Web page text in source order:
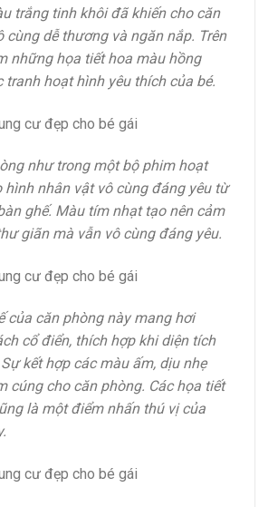
trắng tinh khôi đã khiến cho căn
cùng dễ thương và ngăn nắp. Trên
những họa tiết hoa màu hồng
tranh hoạt hình yêu thích của bé.
như trong một bộ phim hoạt
hình nhân vật vô cùng đáng yêu từ
ghế. Màu tím nhạt tạo nên cảm
giãn mà vẫn vô cùng đáng yêu.
của căn phòng này mang hơi
cổ điển, thích hợp khi diện tích
kết hợp các màu ấm, dịu nhẹ
cúng cho căn phòng. Các họa tiết
là một điểm nhấn thú vị của